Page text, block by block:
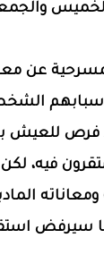
22 ، 23 كانون الأول
عن
لأسبابهم
فرص للعيش
فيه،
سيرفض